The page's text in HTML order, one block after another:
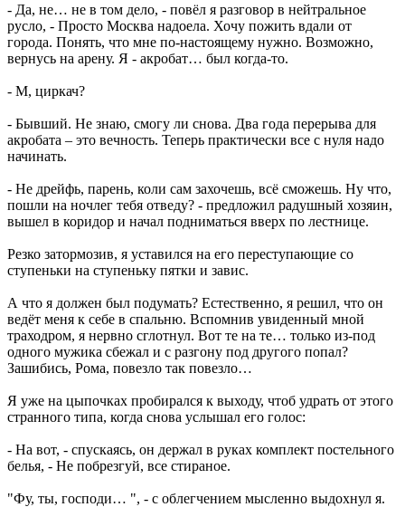
- Да, не… не в том дело, - повёл я разговор в нейтральное
русло, - Просто Москва надоела. Хочу пожить вдали от
города. Понять, что мне по-настоящему нужно. Возможно,
вернусь на арену. Я - акробат… был когда-то.
- М, циркач?
- Бывший. Не знаю, смогу ли снова. Два года перерыва для
акробата – это вечность. Теперь практически все с нуля надо
начинать.
- Не дрейфь, парень, коли сам захочешь, всё сможешь. Ну что,
пошли на ночлег тебя отведу? - предложил радушный хозяин,
вышел в коридор и начал подниматься вверх по лестнице.
Резко затормозив, я уставился на его переступающие со
ступеньки на ступеньку пятки и завис.
А что я должен был подумать? Естественно, я решил, что он
ведёт меня к себе в спальню. Вспомнив увиденный мной
траходром, я нервно сглотнул. Вот те на те… только из-под
одного мужика сбежал и с разгону под другого попал?
Зашибись, Рома, повезло так повезло…
Я уже на цыпочках пробирался к выходу, чтоб удрать от этого
странного типа, когда снова услышал его голос:
- На вот, - спускаясь, он держал в руках комплект постельного
белья, - Не побрезгуй, все стираное.
"Фу, ты, господи… ", - с облегчением мысленно выдохнул я.